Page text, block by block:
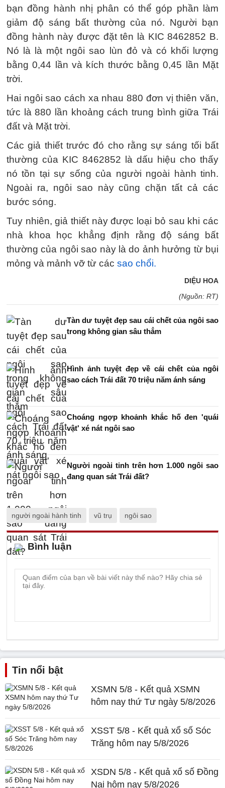
bạn đồng hành nhị phân có thể góp phần làm
giảm độ sáng bất thường của nó. Người bạn
đồng hành này được đặt tên là KIC 8462852 B.
Nó là là một ngôi sao lùn đỏ và có khối lượng
bằng 0,44 lần và kích thước bằng 0,45 lần Mặt
trời.
Hai ngôi sao cách xa nhau 880 đơn vị thiên văn,
tức là 880 lần khoảng cách trung bình giữa Trái
đất và Mặt trời.
Các giả thiết trước đó cho rằng sự sáng tối bất
thường của KIC 8462852 là dấu hiệu cho thấy
nó tồn tại sự sống của người ngoài hành tinh.
Ngoài ra, ngôi sao này cũng chặn tất cả các
bước sóng.
Tuy nhiên, giả thiết này được loại bỏ sau khi các
nhà khoa học khẳng định rằng độ sáng bất
thường của ngôi sao này là do ảnh hưởng từ bụi
mỏng và mảnh vỡ từ các sao chổi.
DIỆU HOA
(Nguồn: RT)
Tàn dư tuyệt đẹp sau cái chết của ngôi sao
trong không gian sâu thẳm
Hình ảnh tuyệt đẹp về cái chết của ngôi
sao cách Trái đất 70 triệu năm ánh sáng
Choáng ngợp khoảnh khắc hố đen 'quái
vật' xé nát ngôi sao
Người ngoài tinh trên hơn 1.000 ngôi sao
đang quan sát Trái đất?
người ngoài hành tinh vũ trụ ngôi sao
Bình luận
Tin nổi bật
XSMN 5/8 - Kết quả XSMN
hôm nay thứ Tư ngày 5/8/2026
XSST 5/8 - Kết quả xổ số Sóc
Trăng hôm nay 5/8/2026
XSDN 5/8 - Kết quả xổ số Đồng
Nai hôm nay 5/8/2026